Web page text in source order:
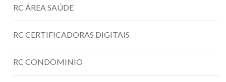
RC ÁREA SAÚDE
RC CERTIFICADORAS DIGITAIS
RC CONDOMINIO